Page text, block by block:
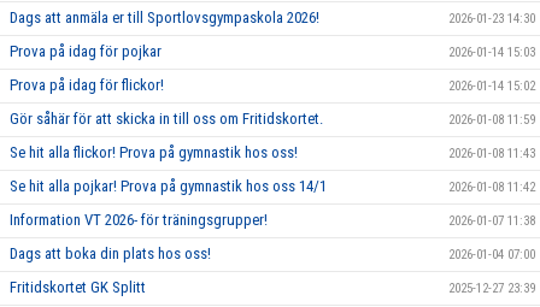
Dags att anmäla er till Sportlovsgympaskola 2026! 2026-01-23 14:30
Prova på idag för pojkar 2026-01-14 15:03
Prova på idag för flickor! 2026-01-14 15:02
Gör såhär för att skicka in till oss om Fritidskortet. 2026-01-08 11:59
Se hit alla flickor! Prova på gymnastik hos oss! 2026-01-08 11:43
Se hit alla pojkar! Prova på gymnastik hos oss 14/1 2026-01-08 11:42
Information VT 2026- för träningsgrupper! 2026-01-07 11:38
Dags att boka din plats hos oss! 2026-01-04 07:00
Fritidskortet GK Splitt 2025-12-27 23:39